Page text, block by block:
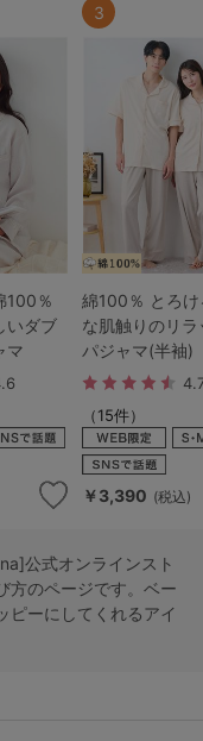
100％
いダブ
マ
3
綿100％ とろ
な肌触りのリ
パジャマ(半袖)
（15件）
￥3,390 (税込)
公式オンラインスト
方のページです。ベー
ピーにしてくれるアイ